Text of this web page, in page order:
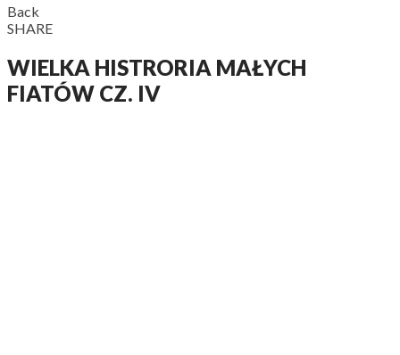
Back
SHARE
WIELKA HISTRORIA MAŁYCH
FIATÓW CZ. IV